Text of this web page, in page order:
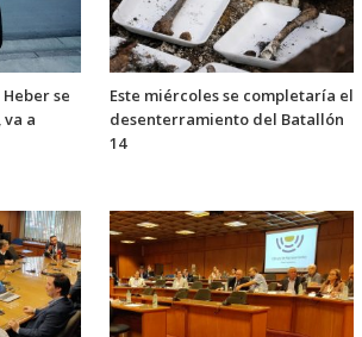
se
a
Este miércoles se completaría el
desenterramiento del Batallón
14